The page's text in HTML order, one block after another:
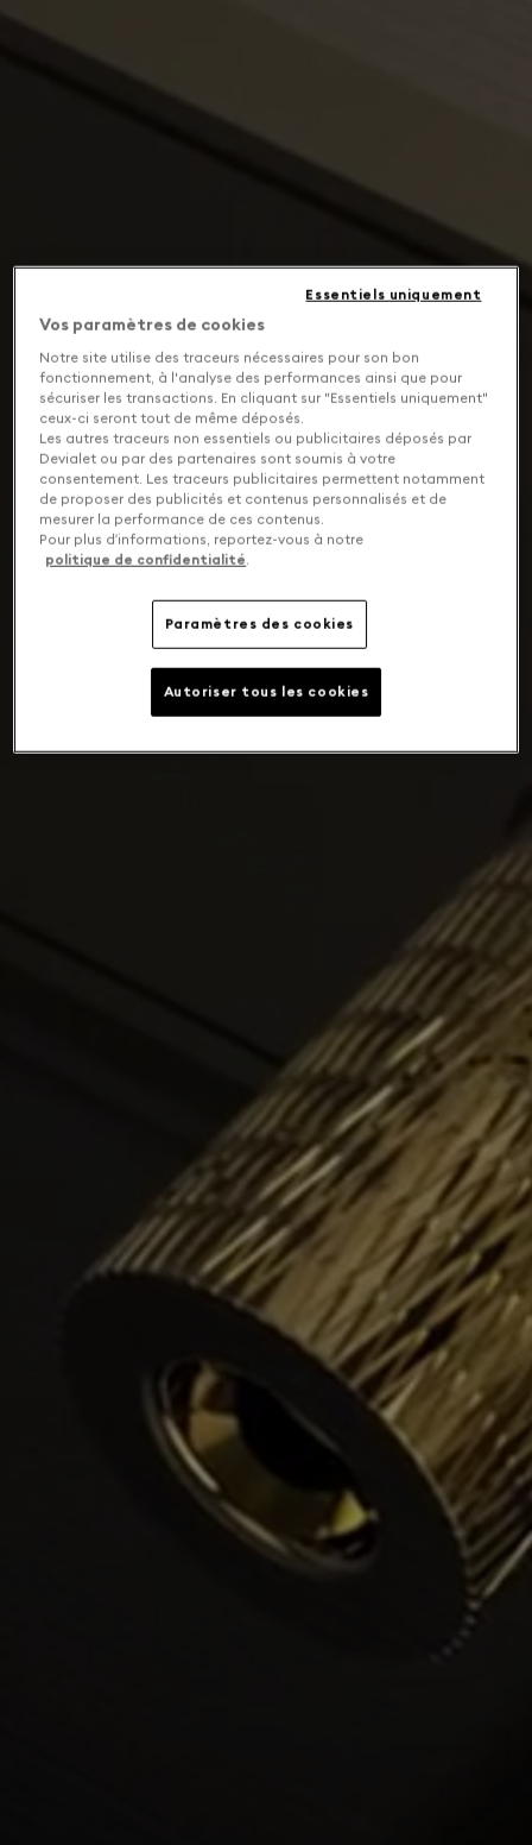
Vos paramètres de cookies
Notre site utilise des traceurs nécessaires pour son bon
fonctionnement, à l'analyse des performances ainsi que pour
sécuriser les transactions. En cliquant sur "Essentiels uniquement"
ceux-ci seront tout de même déposés.
Les autres traceurs non essentiels ou publicitaires déposés par
Devialet ou par des partenaires sont soumis à votre
consentement. Les traceurs publicitaires permettent notamment
de proposer des publicités et contenus personnalisés et de
mesurer la performance de ces contenus.
Pour plus d’informations, reportez-vous à notre
politique de confidentialité.
Paramètres des cookies
Essentiels uniquement
Autoriser tous les cookies